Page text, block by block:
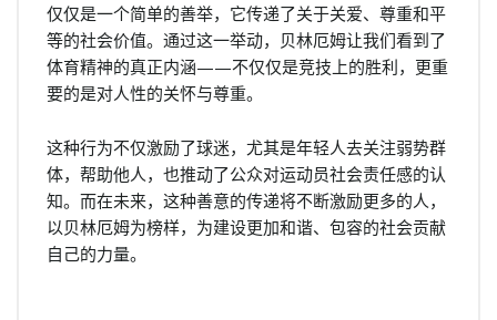
仅仅是一个简单的善举，它传递了关于关爱、尊重和平
等的社会价值。通过这一举动，贝林厄姆让我们看到了
体育精神的真正内涵——不仅仅是竞技上的胜利，更重
要的是对人性的关怀与尊重。
这种行为不仅激励了球迷，尤其是年轻人去关注弱势群
体，帮助他人，也推动了公众对运动员社会责任感的认
知。而在未来，这种善意的传递将不断激励更多的人，
以贝林厄姆为榜样，为建设更加和谐、包容的社会贡献
自己的力量。